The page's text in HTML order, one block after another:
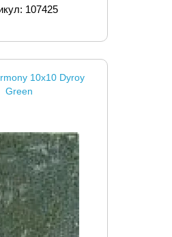
107425
10x10 Dyroy
Green